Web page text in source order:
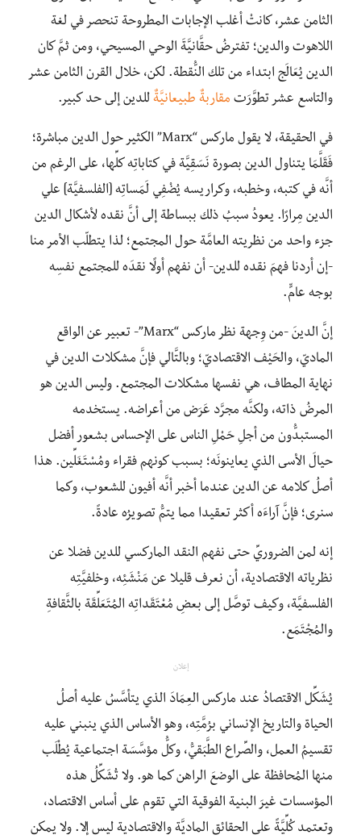
الثامن عشر، كانتْ أغلب الإجابات المطروحة تنحصر في لغة
اللاهوت والدين؛ تفترضُ حقَّانيَّةَ الوحي المسيحي، ومن ثمَّ كان
الدين يُعَالَج ابتداء من تلك النُّقطة. لكن، خلال القرن الثامن عشر
والتاسع عشر تطوَّرَت مقاربةٌ طبيعانيَّةٌ للدين إلى حد كبير.
في الحقيقة، لا يقول ماركس “Marx” الكثير حول الدين مباشرة؛
فَقَلَّمَا يتناول الدين بصورة نَسَقِيَّة في كتاباتِه كلِّها، على الرغم من
أنَّه في كتبه، وخطبه، وكراريسه يُضْفِي لَمَساتِه [الفلسفيَّة] علي
الدين مِرارًا. يعودُ سببُ ذلك ببساطة إلى أنَّ نقده لأشكال الدين
جزء واحد من نظريته العامَّة حول المجتمع؛ لذا يتطلّب الأمر منا
-إن أردنا فهمَ نقده للدين- أن نفهم أولًا نقدَه للمجتمع نفسِه
بوجه عامٍّ.
إنَّ الدينَ -من وِجهة نظر ماركس “Marx”- تعبير عن الواقع
الماديّ، والحَيْف الاقتصاديّ؛ وبالتَّالي فإنَّ مشكلات الدين في
نهاية المطاف، هي نفسها مشكلات المجتمع. وليس الدين هو
المرضُ ذاته، ولكنَّه مجرَّد عَرَض من أعراضه. يستخدمه
المستبدُّون من أجلِ حَمْلِ الناس على الإحساس بشعور أفضل
حيالَ الأسى الذي يعاينونَه؛ بسبب كونهم فقراء ومُسْتَغَلِّين. هذا
أصلُ كلامه عن الدين عندما أخبر أنَّه أفيون للشعوب، وكما
سنرى؛ فإنَّ آراءَه أكثر تعقيدا مما يتمُّ تصويرُه عادةً.
إنه لمن الضروريِّ حتى نفهم النقد الماركسي للدين فضلا عن
نظرياته الاقتصادية، أن نعرف قليلا عن مَنْشَئِه، وخلفيَّتِه
الفلسفيَّة، وكيف توصَّل إلى بعضِ مُعْتَقَداتِه المُتَعَلِّقَة بالثَّقافةِ
والمُجْتَمَع.
إعلان
يُشَكِّل الاقتصادُ عند ماركس العِمَادَ الذي يتأسَّسُ عليه أصلُ
الحياة والتاريخ الإنساني برُمَّتِه، وهو الأساس الذي ينبني عليه
تقسيمُ العمل، والصِّراع الطَّبَقيُّ، وكلُّ مؤسَّسَة اجتماعية يُطْلَب
منها المُحافظة على الوضعَ الراهن كما هو. ولا تُشَكِّلُ هذه
المؤسسات غيرَ البنية الفوقية التي تقوم على أساس الاقتصاد،
وتعتمد كُلِّيَّةً على الحقائق الماديَّة والاقتصادية ليس إلا. ولا يمكن